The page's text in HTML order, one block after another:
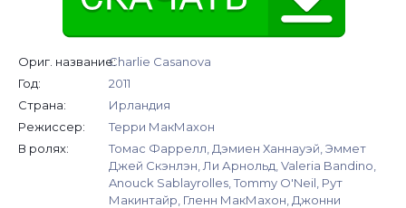
Ориг. название:Charlie Casanova
Год:
2011
Страна:
Ирландия
Режиссер:
Терри МакМахон
В ролях:
Томас Фаррелл, Дэмиен Ханнауэй, Эммет
Джей Скэнлэн, Ли Арнольд, Valeria Bandino,
Anouck Sablayrolles, Tommy O'Neil, Рут
Макинтайр, Гленн МакМахон, Джонни